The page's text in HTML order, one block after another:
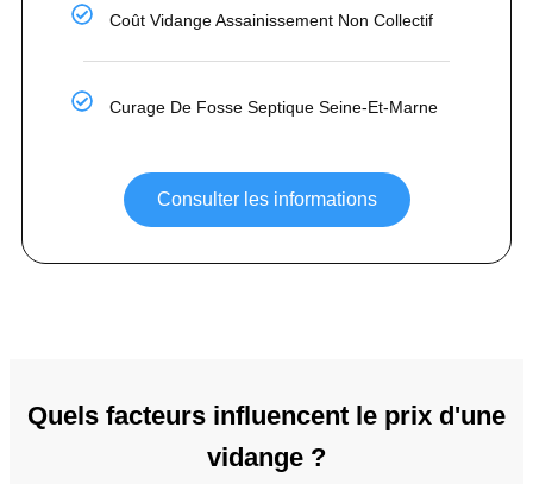
Coût Vidange Assainissement Non Collectif
Curage De Fosse Septique Seine-Et-Marne
Consulter les informations
Quels facteurs influencent le prix d'une
vidange ?